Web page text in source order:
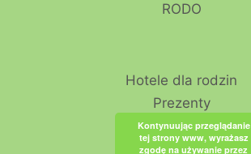
RODO
Hotele dla rodzin
Prezenty
Kontynuując przeglądanie
tej strony www, wyrażasz
zgodę na używanie przez